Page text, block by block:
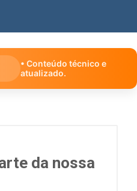
• Conteúdo técnico e
atualizado.
da nossa